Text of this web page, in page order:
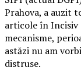
Prahova, a auzit
articole în Incisiv
mecanisme,
astăzi nu am
distruse.